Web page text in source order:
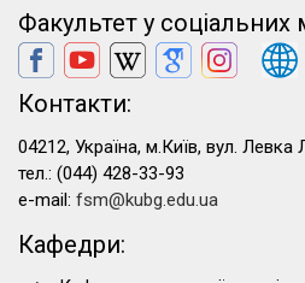
Факультет у соціальних
Контакти:
04212, Україна, м.Київ, вул. Левка
тел.: (044) 428-33-93
e-mail: fsm@kubg.edu.ua
Кафедри: